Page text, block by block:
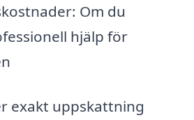
Om du
hjälp för
exakt uppskattning